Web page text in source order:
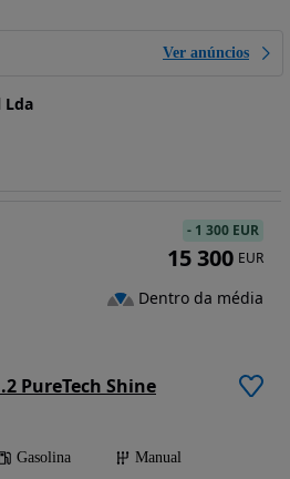
Ver anúncios
Lda
PureTech Shine
Gasolina
Manual
- 1 300 EUR
15 300 EUR
Dentro da média